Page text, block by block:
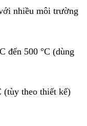
nhiều môi trường
đến 500 °C (dùng
(tùy theo thiết kế)